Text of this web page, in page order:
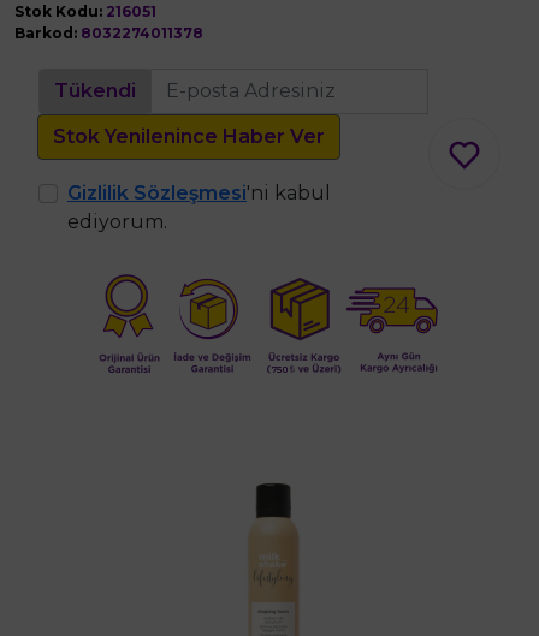
Stok Kodu: 216051
Barkod: 8032274011378
Tükendi
Stok Yenilenince Haber Ver
Gizlilik Sözleşmesi'ni kabul
ediyorum.